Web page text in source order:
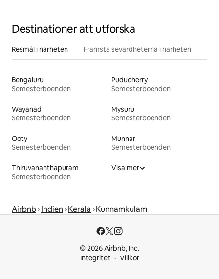
Destinationer att utforska
Resmål i närheten Främsta sevärdheterna i närheten
Bengaluru
Semesterboenden
Puducherry
Semesterboenden
Wayanad
Semesterboenden
Mysuru
Semesterboenden
Ooty
Semesterboenden
Munnar
Semesterboenden
Thiruvananthapuram
Semesterboenden
Visa mer
Airbnb Indien Kerala Kunnamkulam
© 2026 Airbnb, Inc.
Integritet
Villkor